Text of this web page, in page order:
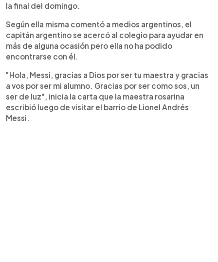
la final del domingo.
Según ella misma comentó a medios argentinos, el
capitán argentino se acercó al colegio para ayudar en
más de alguna ocasión pero ella no ha podido
encontrarse con él.
"Hola, Messi, gracias a Dios por ser tu maestra y gracias
a vos por ser mi alumno. Gracias por ser como sos, un
ser de luz", inicia la carta que la maestra rosarina
escribió luego de visitar el barrio de Lionel Andrés
Messi.